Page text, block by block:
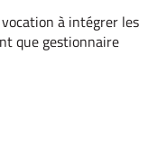
à intégrer les
que gestionnaire